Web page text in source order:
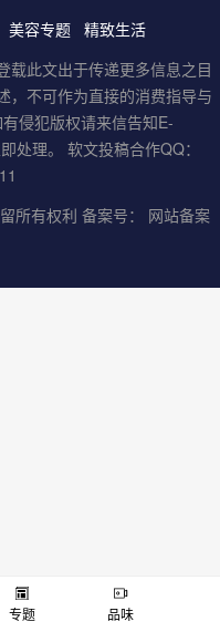
美容专题 精致生活
载此文出于传递更多信息之目
，不可作为直接的消费指导与
侵犯版权请来信告知E-
处理。 软文投稿合作QQ：
所有权利 备案号： 网站备案
专题
品味